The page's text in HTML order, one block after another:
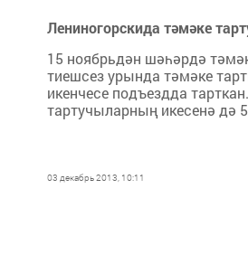
Лениногорскида тәмәке
15 ноябрьдән шәһәрдә
тиешсез урында тәмәке
икенчесе подъездда
тартучыларның икесенә дә
03 декабрь 2013, 10:11